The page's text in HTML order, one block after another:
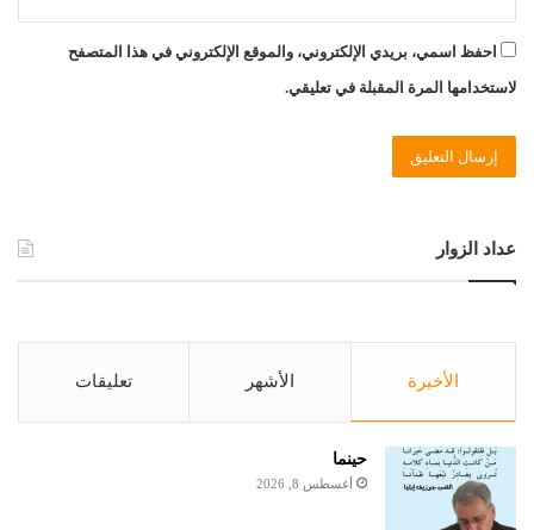
احفظ اسمي، بريدي الإلكتروني، والموقع الإلكتروني في هذا المتصفح
لاستخدامها المرة المقبلة في تعليقي.
عداد الزوار
الأخيرة الأشهر تعليقات
حينما
أغسطس 8, 2026